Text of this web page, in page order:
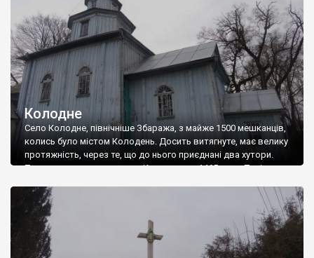
Колодне
Село Колодне, північніше Збаража, з майже 1500 мешканців,
колись було містом Колодень. Досить витягнуте, має велику
протяжність, через те, що до нього приєднані два хутори.
Перша писемна згадка про Колодне – з 1465 року. Тоді за
князів Збаразьких), відійшло місто Колодень, а сам він
отримав титул […]